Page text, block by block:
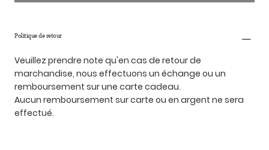
Politique de retour
Veuillez prendre note qu'en cas de retour de
marchandise, nous effectuons un échange ou un
remboursement sur une carte cadeau.
Aucun remboursement sur carte ou en argent ne sera
effectué.